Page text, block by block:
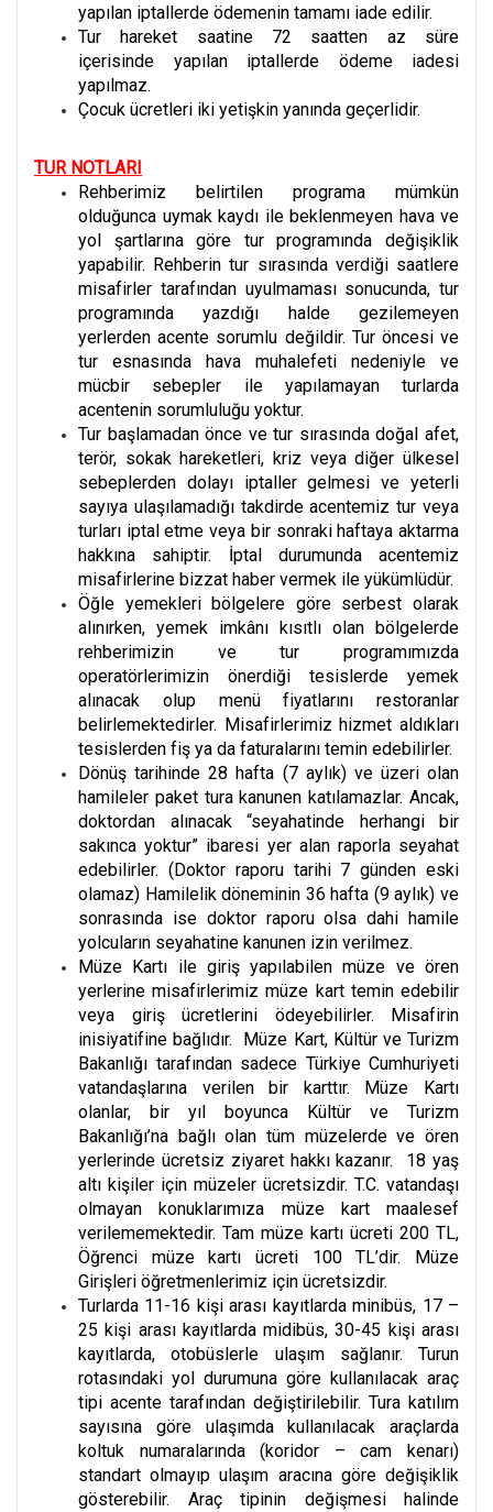
yapılan iptallerde ödemenin tamamı iade edilir.
Tur hareket saatine 72 saatten az süre
içerisinde yapılan iptallerde ödeme iadesi
yapılmaz.
Çocuk ücretleri iki yetişkin yanında geçerlidir.
TUR NOTLARI
Rehberimiz belirtilen programa mümkün
olduğunca uymak kaydı ile beklenmeyen hava ve
yol şartlarına göre tur programında değişiklik
yapabilir. Rehberin tur sırasında verdiği saatlere
misafirler tarafından uyulmaması sonucunda, tur
programında yazdığı halde gezilemeyen
yerlerden acente sorumlu değildir. Tur öncesi ve
tur esnasında hava muhalefeti nedeniyle ve
mücbir sebepler ile yapılamayan turlarda
acentenin sorumluluğu yoktur.
Tur başlamadan önce ve tur sırasında doğal afet,
terör, sokak hareketleri, kriz veya diğer ülkesel
sebeplerden dolayı iptaller gelmesi ve yeterli
sayıya ulaşılamadığı takdirde acentemiz tur veya
turları iptal etme veya bir sonraki haftaya aktarma
hakkına sahiptir. İptal durumunda acentemiz
misafirlerine bizzat haber vermek ile yükümlüdür.
Öğle yemekleri bölgelere göre serbest olarak
alınırken, yemek imkânı kısıtlı olan bölgelerde
rehberimizin ve tur programımızda
operatörlerimizin önerdiği tesislerde yemek
alınacak olup menü fiyatlarını restoranlar
belirlemektedirler. Misafirlerimiz hizmet aldıkları
tesislerden fiş ya da faturalarını temin edebilirler.
Dönüş tarihinde 28 hafta (7 aylık) ve üzeri olan
hamileler paket tura kanunen katılamazlar. Ancak,
doktordan alınacak “seyahatinde herhangi bir
sakınca yoktur” ibaresi yer alan raporla seyahat
edebilirler. (Doktor raporu tarihi 7 günden eski
olamaz) Hamilelik döneminin 36 hafta (9 aylık) ve
sonrasında ise doktor raporu olsa dahi hamile
yolcuların seyahatine kanunen izin verilmez.
Müze Kartı ile giriş yapılabilen müze ve ören
yerlerine misafirlerimiz müze kart temin edebilir
veya giriş ücretlerini ödeyebilirler. Misafirin
inisiyatifine bağlıdır. Müze Kart, Kültür ve Turizm
Bakanlığı tarafından sadece Türkiye Cumhuriyeti
vatandaşlarına verilen bir karttır. Müze Kartı
olanlar, bir yıl boyunca Kültür ve Turizm
Bakanlığı’na bağlı olan tüm müzelerde ve ören
yerlerinde ücretsiz ziyaret hakkı kazanır. 18 yaş
altı kişiler için müzeler ücretsizdir. T.C. vatandaşı
olmayan konuklarımıza müze kart maalesef
verilememektedir. Tam müze kartı ücreti 200 TL,
Öğrenci müze kartı ücreti 100 TL’dir. Müze
Girişleri öğretmenlerimiz için ücretsizdir.
Turlarda 11-16 kişi arası kayıtlarda minibüs, 17 –
25 kişi arası kayıtlarda midibüs, 30-45 kişi arası
kayıtlarda, otobüslerle ulaşım sağlanır. Turun
rotasındaki yol durumuna göre kullanılacak araç
tipi acente tarafından değiştirilebilir. Tura katılım
sayısına göre ulaşımda kullanılacak araçlarda
koltuk numaralarında (koridor – cam kenarı)
standart olmayıp ulaşım aracına göre değişiklik
gösterebilir. Araç tipinin değişmesi halinde